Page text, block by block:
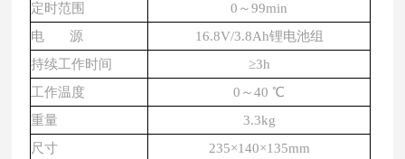
定时范围
0～99min
电 源
16.8V/3.8Ah锂电池组
持续工作时间
≥3h
工作温度
0～40 ℃
重量
3.3kg
尺寸
235×140×135mm